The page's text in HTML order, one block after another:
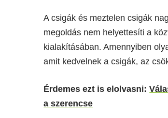
A csigák és meztelen csigák
megoldás nem helyettesíti a
kialakításában. Amennyiben
amit kedvelnek a csigák, az
Érdemes ezt is elolvasni:
a szerencse